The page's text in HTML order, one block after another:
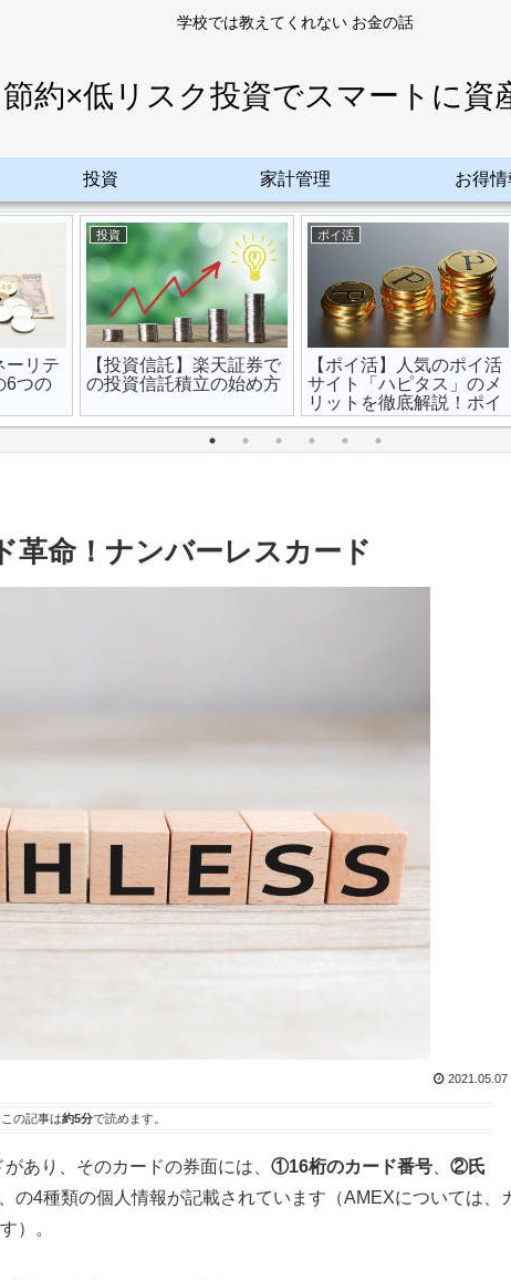
学校では教えてくれない お金の話
節約×低リスク投資でスマートに資
投資 家計管理 お得情
ーリテ
6つの
投資
【投資信託】楽天証券で
の投資信託積立の始め方
ポイ活
【ポイ活】人気のポイ活
サイト「ハピタス」のメ
リットを徹底解説！ポイ
ントのため方と魅力、人
気の理由
革命！ナンバーレスカード
2021.05.07
この記事は約5分で読めます。
あり、そのカードの券面には、 ①16桁のカード番号
②氏
、の4種類の個人情報が記載されています（AMEXについては、
）。